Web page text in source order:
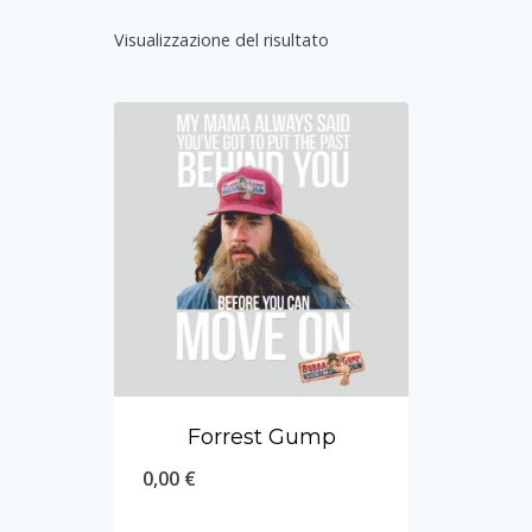
Visualizzazione del risultato
Forrest Gump
0,00 €